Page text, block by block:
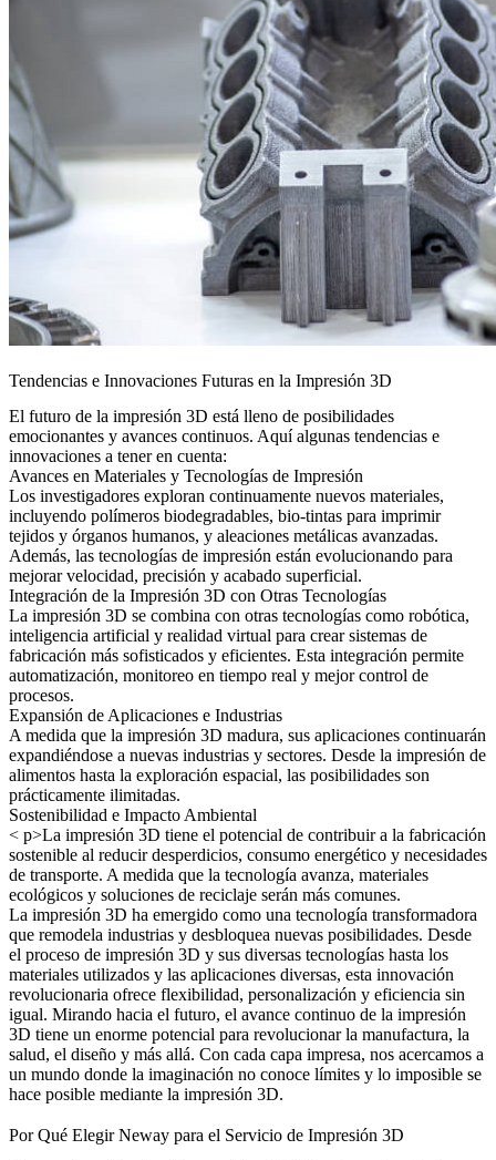
Tendencias e Innovaciones Futuras en la Impresión 3D
El futuro de la impresión 3D está lleno de posibilidades
emocionantes y avances continuos. Aquí algunas tendencias e
innovaciones a tener en cuenta:
Avances en Materiales y Tecnologías de Impresión
Los investigadores exploran continuamente nuevos materiales,
incluyendo polímeros biodegradables, bio-tintas para imprimir
tejidos y órganos humanos, y aleaciones metálicas avanzadas.
Además, las tecnologías de impresión están evolucionando para
mejorar velocidad, precisión y acabado superficial.
Integración de la Impresión 3D con Otras Tecnologías
La impresión 3D se combina con otras tecnologías como robótica,
inteligencia artificial y realidad virtual para crear sistemas de
fabricación más sofisticados y eficientes. Esta integración permite
automatización, monitoreo en tiempo real y mejor control de
procesos.
Expansión de Aplicaciones e Industrias
A medida que la impresión 3D madura, sus aplicaciones continuarán
expandiéndose a nuevas industrias y sectores. Desde la impresión de
alimentos hasta la exploración espacial, las posibilidades son
prácticamente ilimitadas.
Sostenibilidad e Impacto Ambiental
< p>La impresión 3D tiene el potencial de contribuir a la fabricación
sostenible al reducir desperdicios, consumo energético y necesidades
de transporte. A medida que la tecnología avanza, materiales
ecológicos y soluciones de reciclaje serán más comunes.
La impresión 3D ha emergido como una tecnología transformadora
que remodela industrias y desbloquea nuevas posibilidades. Desde
el proceso de impresión 3D y sus diversas tecnologías hasta los
materiales utilizados y las aplicaciones diversas, esta innovación
revolucionaria ofrece flexibilidad, personalización y eficiencia sin
igual. Mirando hacia el futuro, el avance continuo de la impresión
3D tiene un enorme potencial para revolucionar la manufactura, la
salud, el diseño y más allá. Con cada capa impresa, nos acercamos a
un mundo donde la imaginación no conoce límites y lo imposible se
hace posible mediante la impresión 3D.
Por Qué Elegir Neway para el Servicio de Impresión 3D